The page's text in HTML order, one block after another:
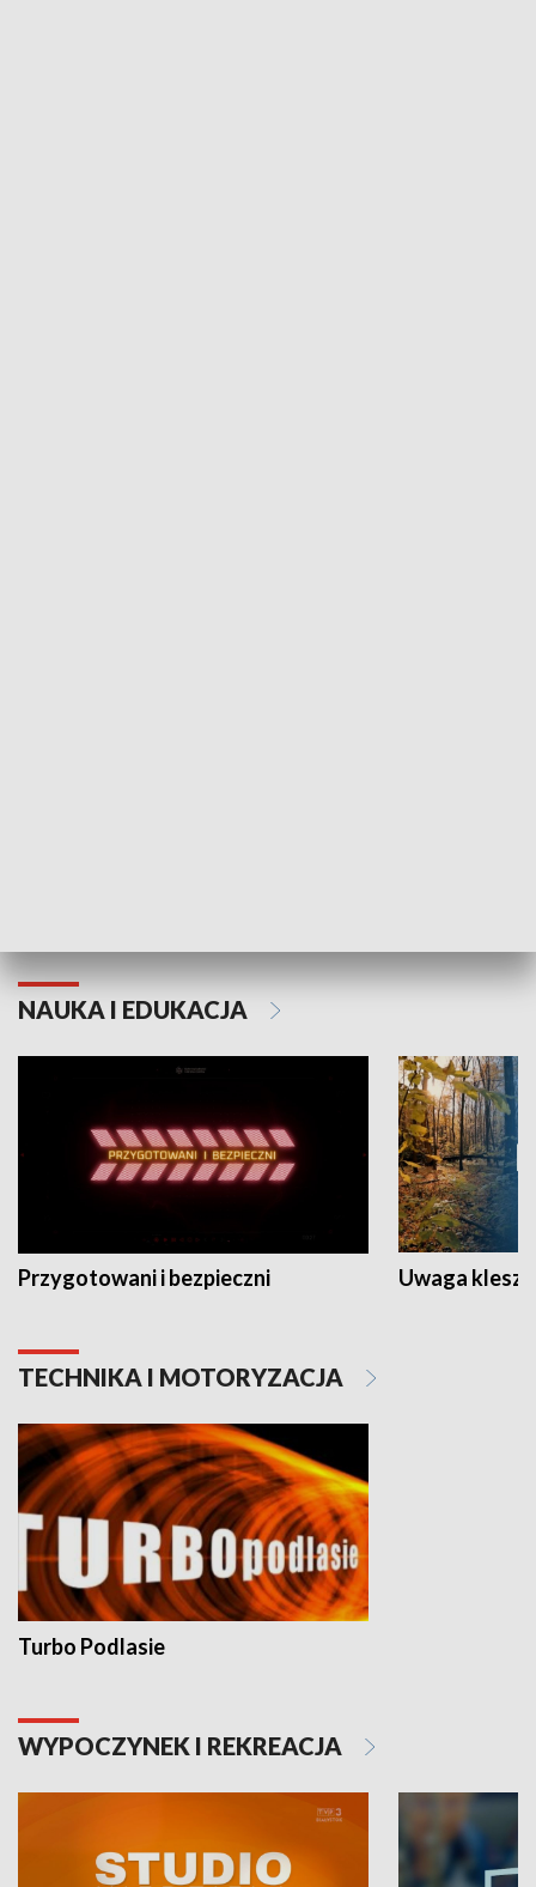
NAUKA I EDUKACJA
Przygotowani i bezpieczni Uwaga
TECHNIKA I MOTORYZACJA
Turbo Podlasie
WYPOCZYNEK I REKREACJA